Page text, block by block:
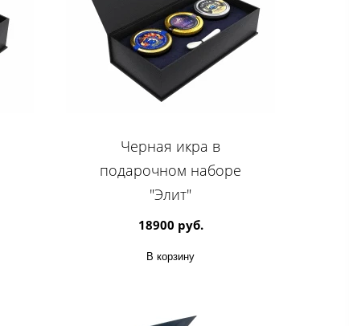
Черная икра в
подарочном наборе
"Элит"
18900 руб.
В корзину